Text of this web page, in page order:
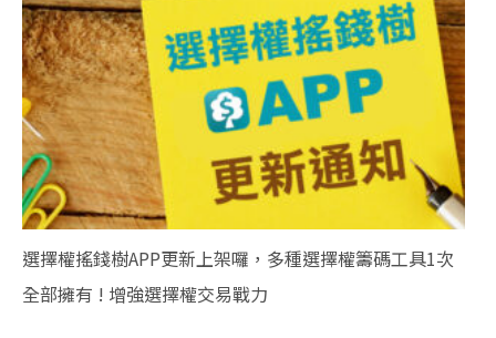
選擇權搖錢樹APP更新上架囉，多種選擇權籌碼工具1次
全部擁有 ! 增強選擇權交易戰力